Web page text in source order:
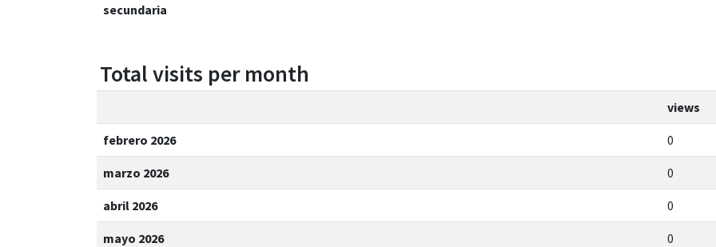
secundaria
Total visits per month
views
febrero 2026 0
marzo 2026 0
abril 2026 0
mayo 2026 0